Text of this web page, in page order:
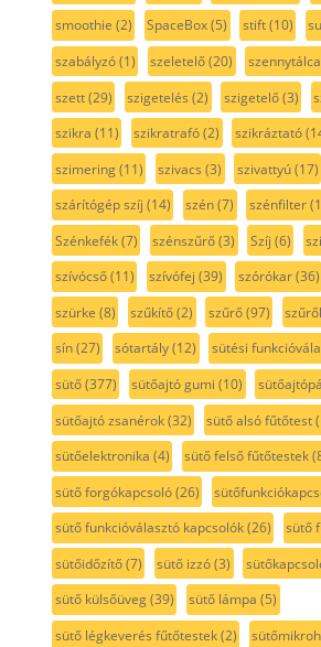
smoothie (2) SpaceBox(5) stift(10)
szabályzó(1) szeletelő(20) szennytálca
szett(29) szigetelés (2) szigetelő(3)
szikra (11) szikratrafó(2) szikráztató
szimering(11) szivacs (3) szivattyú(17)
szárítógép szíj (14) szén(7) szénfilter
Szénkefék(7) szénszűrő(3) Szíj (6)
szívócső(11) szívófej (39) szórókar(36)
szürke (8) szűkítő(2) szűrő(97)
sín(27) sótartály(12) sütési
sütő(377) sütőajtó gumi (10)
sütőajtó zsanérok(32) sütő alsó fűtőtest
sütőelektronika (4) sütő felső fűtőtestek
sütő forgókapcsoló(26)
sütő funkcióválasztó kapcsolók(26) sütő
sütőidőzítő(7) sütő izzó(3)
sütő külsőüveg(39) sütő lámpa (5)
sütő légkeverés fűtőtestek(2)